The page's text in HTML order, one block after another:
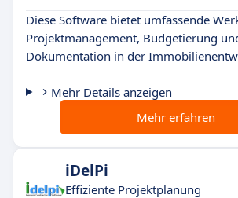
Diese Software bietet umfassende
Projektmanagement, Budgetierung
Dokumentation in der
Mehr Details anzeigen
Mehr erfahren
iDelPi
Effiziente Projektplanung